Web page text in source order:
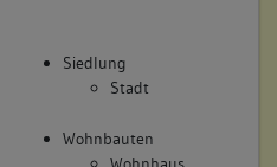
Siedlung
Stadt
Wohnbauten